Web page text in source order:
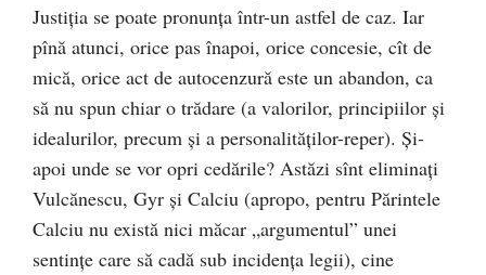
Justiţia se poate pronunţa într-un astfel de caz. Iar
pînă atunci, orice pas înapoi, orice concesie, cît de
mică, orice act de autocenzură este un abandon, ca
să nu spun chiar o trădare (a valorilor, principiilor şi
idealurilor, precum şi a personalităţilor-reper). Şi-
apoi unde se vor opri cedările? Astăzi sînt eliminaţi
Vulcănescu, Gyr şi Calciu (apropo, pentru Părintele
Calciu nu există nici măcar „argumentul” unei
sentinţe care să cadă sub incidenţa legii), cine